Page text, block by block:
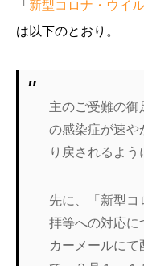
「 新型コロナ・ウイ
は以下のとおり。
主のご受難の御
の感染症が速や
り戻されるよう
先に、「新型コ
拝等への対応に
カーメールにて